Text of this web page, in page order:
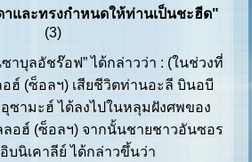
าและทรงกำหนดให้ท่านเป็นชะฮีด"
(3)
ลอัชร๊อฟ” ได้กล่าวว่า : (ในช่วงที่
ฮ์ (ซ็อลฯ) เสียชีวิตท่านอะลี บินอบี
ซามะฮ์ ได้ลงไปในหลุมฝังศพของ
อฮ์ (ซ็อลฯ) จากนั้นชายชาวอันซอร
บนิเคาลีย์ ได้กล่าวขึ้นว่า